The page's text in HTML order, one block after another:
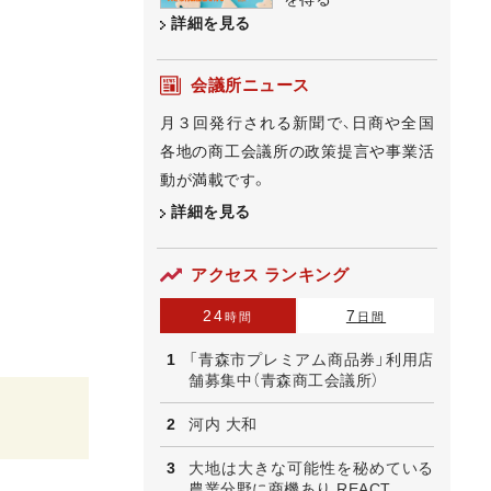
詳細を見る
会議所ニュース
月３回発行される新聞で、日商や全国
各地の商工会議所の政策提言や事業活
動が満載です。
詳細を見る
アクセス ランキング
24時間 7 日間
「青森市プレミアム商品券」利用店
舗募集中（青森商工会議所）
河内 大和
大地は大きな可能性を秘めている